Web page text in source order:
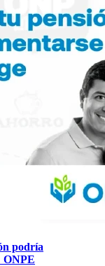
podría
ONPE